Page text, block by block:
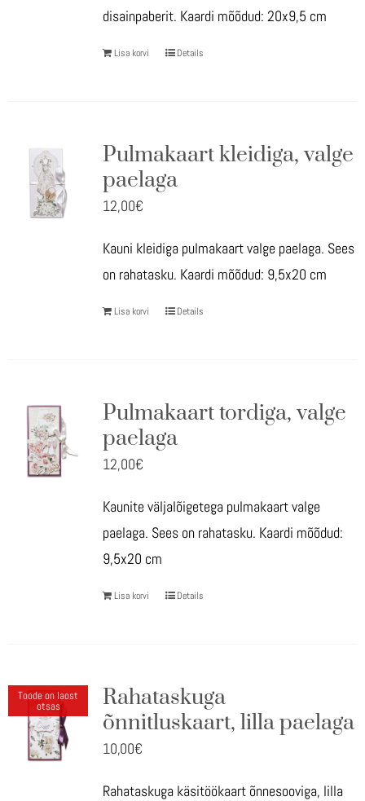
disainpaberit. Kaardi mõõdud: 20x9,5 cm
Lisa korvi Details
Pulmakaart kleidiga, valge
paelaga
12,00€
Kauni kleidiga pulmakaart valge paelaga. Sees
on rahatasku. Kaardi mõõdud: 9,5x20 cm
Lisa korvi Details
Pulmakaart tordiga, valge
paelaga
12,00€
Kaunite väljalõigetega pulmakaart valge
paelaga. Sees on rahatasku. Kaardi mõõdud:
9,5x20 cm
Lisa korvi Details
Toode on laost
otsas
Rahataskuga
õnnitluskaart, lilla paelaga
10,00€
Rahataskuga käsitöökaart õnnesooviga, lilla